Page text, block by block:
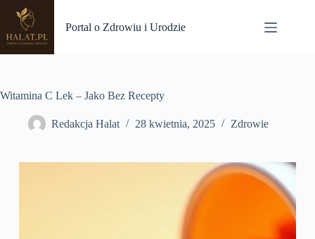
Przejdź
treści
Portal o Zdrowiu i Urodzie
Witamina C Lek – Jako Bez Recepty
Redakcja Halat 28 kwietnia, 2025 Zdrowie